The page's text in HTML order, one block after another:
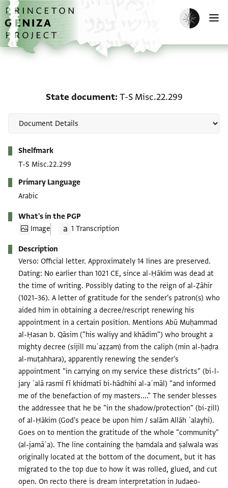
Skip to main content
home
Enable dark
State document T-S Misc.22.299
Shelfmark
T-S Misc.22.299
Primary Language
Arabic
What's in the PGP
Image
1 Transcription
Description
Verso: Official letter. Approximately 14 lines are preserved.
Dating: No earlier than 1021 CE, since al-Ḥākim was dead at
the time of writing. Possibly dating to the reign of al-Ẓāhir
(1021–36). A letter of gratitude for the sender's patron(s) who
aided him in obtaining a decree/rescript renewing his
appointment in a certain position. Mentions Abū Muḥammad
al-Ḥasan b. Qāsim ("his waliyy and khādim") who brought a
mighty decree (sijill muʿaẓẓam) from the caliph (min al-ḥaḍra
al-muṭahhara), apparently renewing the sender's
appointment "in carrying on my service these districts" (bi-l-
jary ʿalā rasmī fī khidmatī bi-hādhihi al-aʿmāl) "and informed
me of the benefaction of my masters...." The sender blesses
the addressee that he be "in the shadow/protection" (bi-ẓill)
of al-Ḥākim (God's peace be upon him / salām Allāh ʿalayhi).
Goes on to mention the gratitude of the whole "community"
(al-jamāʿa). The line containing the ḥamdala and ṣalwala was
originally located at the bottom of the document, but it has
migrated to the top due to how it was rolled, glued, and cut
open. On recto there is dream interpretation in Judaeo-